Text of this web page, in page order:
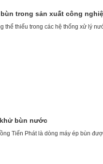
trong sản xuất công
thể thiếu trong các hệ thống xử lý
bùn nước
Tiến Phát là dòng máy ép bùn